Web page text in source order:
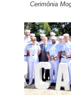
Cerimônia